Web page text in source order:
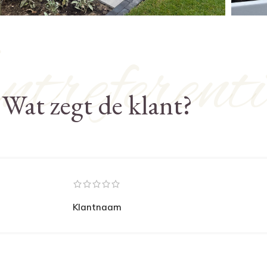
Wat zegt de klant?
Klantnaam